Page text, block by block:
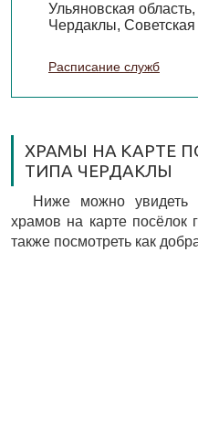
Ульяновская
Чердаклы, Советская
Расписание служб
ХРАМЫ НА КАРТЕ
ТИПА ЧЕРДАКЛЫ
Ниже можно увидеть
храмов на карте посёлок
также посмотреть как